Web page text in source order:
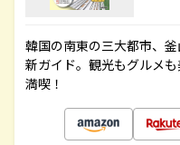
韓国の南東の三大都市、
新ガイド。観光もグルメ
満喫！